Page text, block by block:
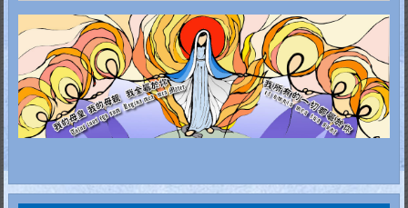
M
a
r
y
.
H